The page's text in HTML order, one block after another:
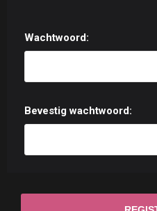
Wachtwoord:
Bevestig wachtwoord: